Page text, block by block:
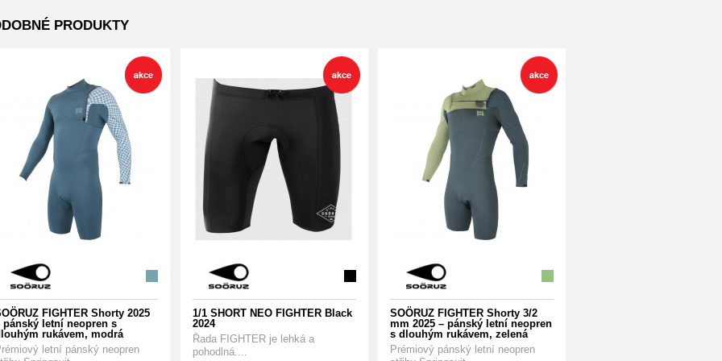
PRODUKTY
FIGHTER Shorty 2025
pánský letní neopren s
rukávem, modrá
letní pánský neopren
1/1 SHORT NEO FIGHTER Black
2024
Řada FIGHTER je lehká a
pohodlná....
SOÖRUZ FIGHTER Shorty 3/2
mm 2025 – pánský letní neopren
s dlouhým rukávem, zelená
Prémiový pánský letní neopren